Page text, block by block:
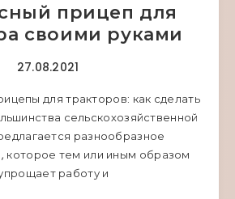
прицеп для
своими руками
27.08.2021
для тракторов: как сделать
сельскохозяйственной
разнообразное
которое тем или иным образом
работу и